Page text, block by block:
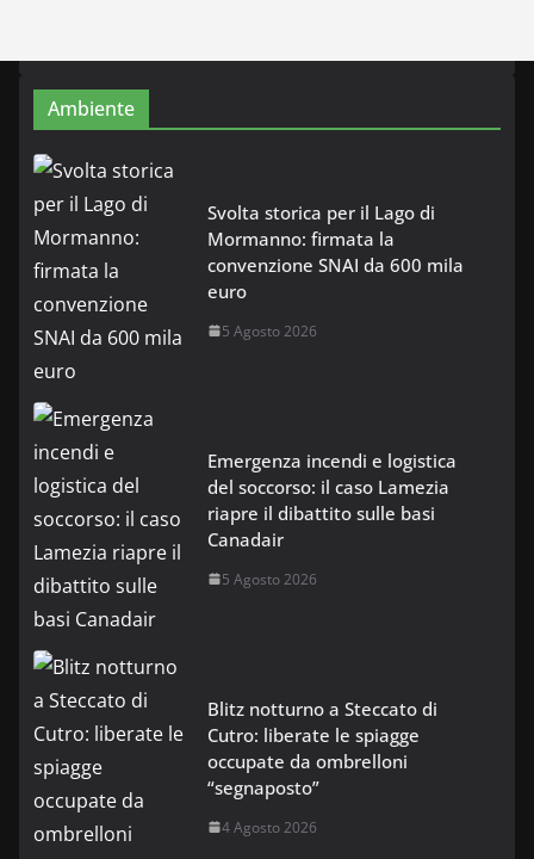
Ambiente
Svolta storica per il Lago di
Mormanno: firmata la
convenzione SNAI da 600 mila
euro
5 Agosto 2026
Emergenza incendi e logistica
del soccorso: il caso Lamezia
riapre il dibattito sulle basi
Canadair
5 Agosto 2026
Blitz notturno a Steccato di
Cutro: liberate le spiagge
occupate da ombrelloni
“segnaposto”
4 Agosto 2026